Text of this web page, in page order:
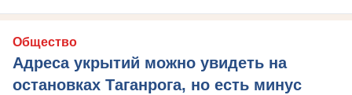
Общество
Адреса укрытий можно увидеть на
остановках Таганрога, но есть минус